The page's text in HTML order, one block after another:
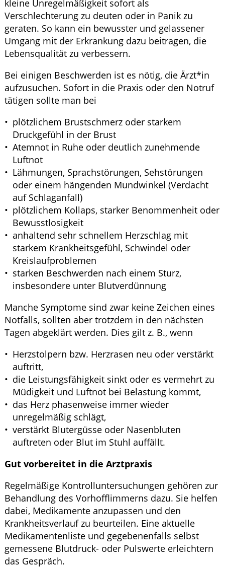
kleine Unregelmäßigkeit sofort als
Verschlechterung zu deuten oder in Panik zu
geraten. So kann ein bewusster und gelassener
Umgang mit der Erkrankung dazu beitragen, die
Lebensqualität zu verbessern.
Bei einigen Beschwerden ist es nötig, die Ärzt*in
aufzusuchen. Sofort in die Praxis oder den Notruf
tätigen sollte man bei
plötzlichem Brustschmerz oder starkem
Druckgefühl in der Brust
Atemnot in Ruhe oder deutlich zunehmende
Luftnot
Lähmungen, Sprachstörungen, Sehstörungen
oder einem hängenden Mundwinkel (Verdacht
auf Schlaganfall)
plötzlichem Kollaps, starker Benommenheit oder
Bewusstlosigkeit
anhaltend sehr schnellem Herzschlag mit
starkem Krankheitsgefühl, Schwindel oder
Kreislaufproblemen
starken Beschwerden nach einem Sturz,
insbesondere unter Blutverdünnung
Manche Symptome sind zwar keine Zeichen eines
Notfalls, sollten aber trotzdem in den nächsten
Tagen abgeklärt werden. Dies gilt z. B., wenn
Herzstolpern bzw. Herzrasen neu oder verstärkt
auftritt,
die Leistungsfähigkeit sinkt oder es vermehrt zu
Müdigkeit und Luftnot bei Belastung kommt,
das Herz phasenweise immer wieder
unregelmäßig schlägt,
verstärkt Blutergüsse oder Nasenbluten
auftreten oder Blut im Stuhl auffällt.
Gut vorbereitet in die Arztpraxis
Regelmäßige Kontrolluntersuchungen gehören zur
Behandlung des Vorhofflimmerns dazu. Sie helfen
dabei, Medikamente anzupassen und den
Krankheitsverlauf zu beurteilen. Eine aktuelle
Medikamentenliste und gegebenenfalls selbst
gemessene Blutdruck- oder Pulswerte erleichtern
das Gespräch.